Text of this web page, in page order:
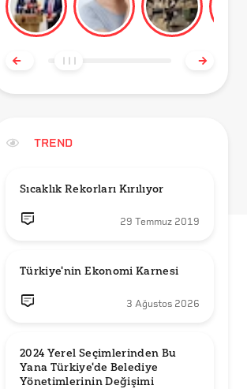
TREND
Sıcaklık Rekorları Kırılıyor
29 Temmuz 2019
Türkiye'nin Ekonomi Karnesi
3 Ağustos 2026
2024 Yerel Seçimlerinden Bu
Yana Türkiye'de Belediye
Yönetimlerinin Değişimi